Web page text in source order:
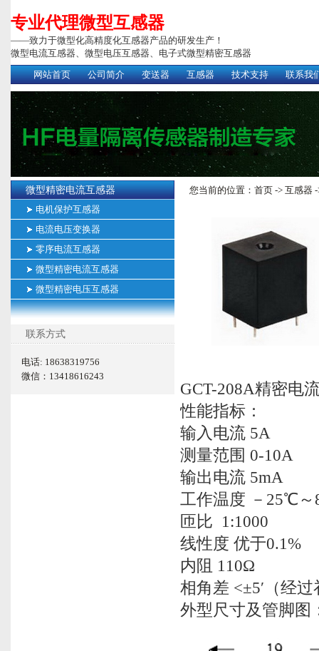
专业代理微型互感器
——致力于微型化高精度化互感器产品的研发生产！
微型电流互感器、微型电压互感器、电子式微型精密互感器
网站首页
公司简介 变送器 互感器 技术支持 联系我
微型精密电流互感器
电机保护互感器
电流电压变换器
零序电流互感器
微型精密电流互感器
微型精密电压互感器
联系方式
电话: 18638319756
微信：13418616243
您当前的位置： 首页 -> 互感器
GCT-208A精密电
性能指标：
输入电流 5A
测量范围 0-10A
输出电流 5mA
工作温度 －25℃
匝比 1:1000
线性度 优于0.1%
内阻 110Ω
相角差 <±5′（经
外型尺寸及管脚图